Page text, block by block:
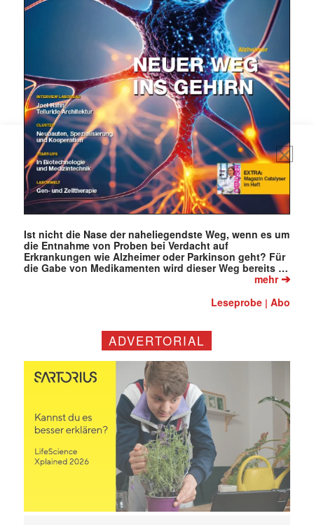
Mit dem |transkript-Newsletter
jede Woche aktuell informiert.
E-
Mail
(erforderlich)
Ist nicht die Nase der naheliegendste Weg, wenn es um
die Entnahme von Proben bei Verdacht auf
Erkrankungen wie Alzheimer oder Parkinson geht? Für
die Gabe von Medikamenten wird dieser Weg bereits …
mehr➔
Leseprobe |Abo
ADVERTORIAL